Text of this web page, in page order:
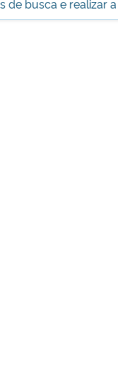
de busca e realizar